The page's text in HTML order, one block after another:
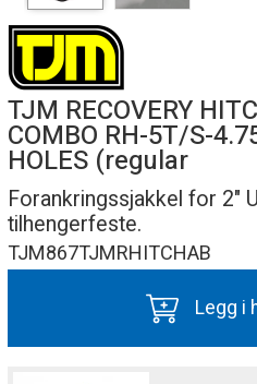
TJM RECOVERY
COMBO RH-5T/S-
HOLES (regular
Forankringssjakkel for 2"
tilhengerfeste.
TJM867TJMRHITCHAB
Legg i